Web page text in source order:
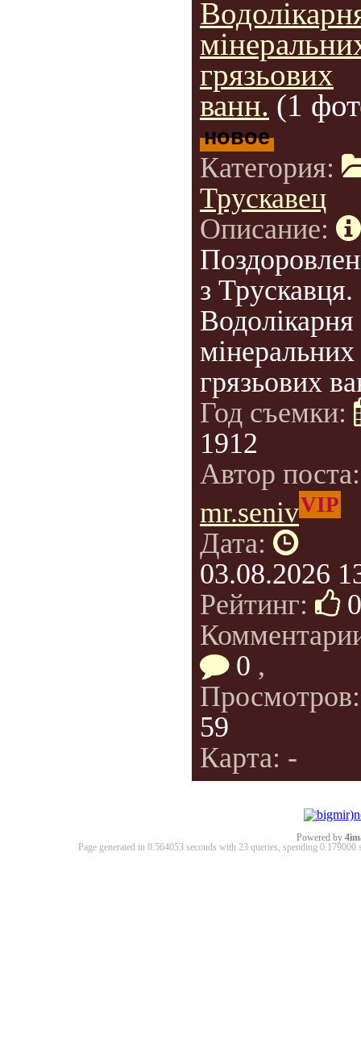
грязьових
ванн. (1
новое
Категория:
Трускавец
Описание:
з Трускавця.
Водолікарня
мінеральних
грязьових
Год съемки:
1912
Автор
mr.senivVIP
Дата:
03.08.2026
Рейтинг:
0
0 ,
59
Карта: -
Powered by
Page generated in 0.564053 seconds with 23 queries, spending